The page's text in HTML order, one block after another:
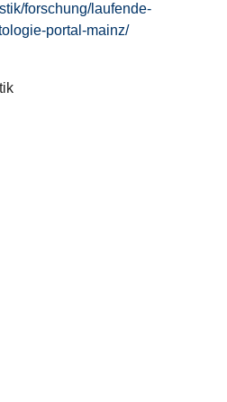
forschung/laufende-
portal-mainz/